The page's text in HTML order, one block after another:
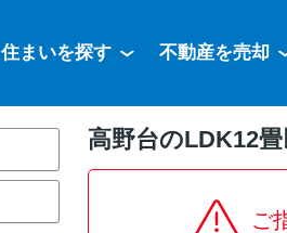
住まいを探す 不動産を売却
高野台のLDK12
ご